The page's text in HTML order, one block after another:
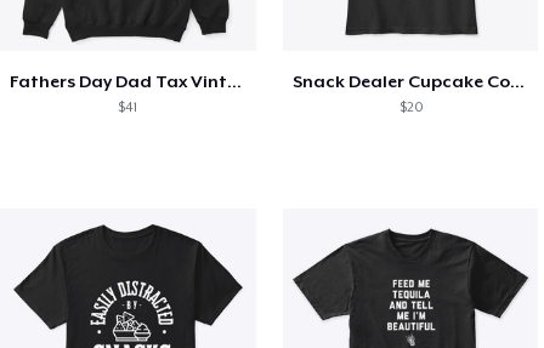
Fathers Day Dad Tax Vintage Papa T-Shirt
$41
Snack Dealer Cupcake Cookie and Milk
$20